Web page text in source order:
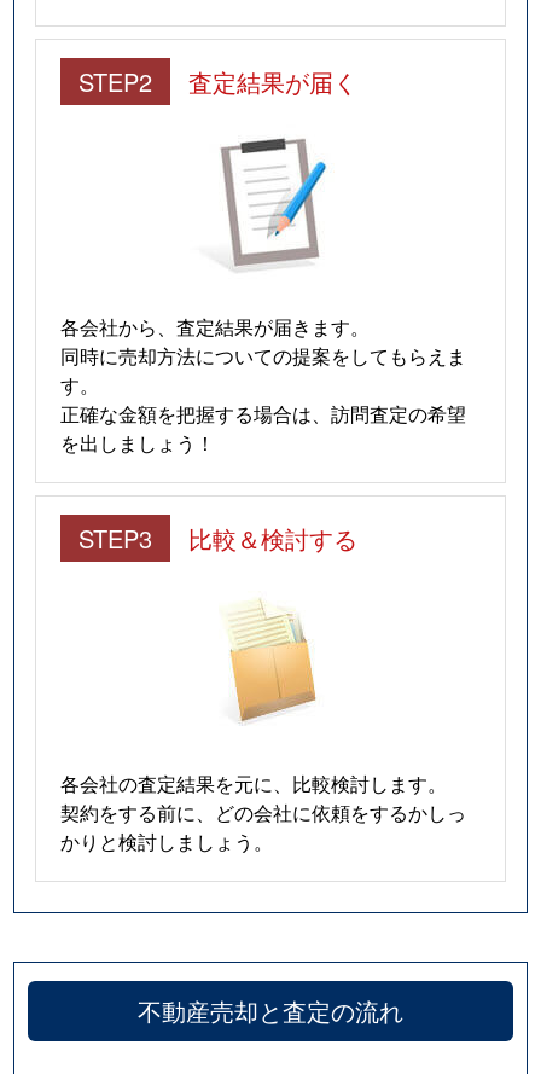
STEP2 査定結果が届く
各会社から、査定結果が届きます。
同時に売却方法についての提案をしてもらえま
す。
正確な金額を把握する場合は、訪問査定の希望
を出しましょう！
STEP3 比較＆検討する
各会社の査定結果を元に、比較検討します。
契約をする前に、どの会社に依頼をするかしっ
かりと検討しましょう。
不動産売却と査定の流れ